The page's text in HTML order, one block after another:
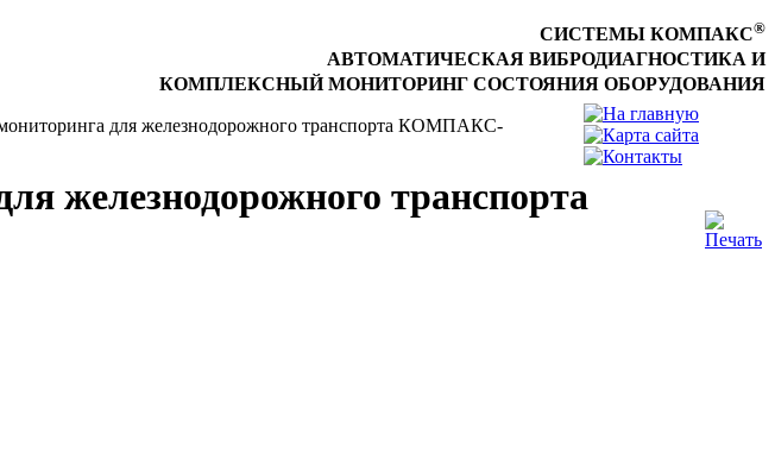
СИСТЕМЫ КОМПАКС®
АВТОМАТИЧЕСКАЯ ВИБРОДИАГНОСТИКА И
КОМПЛЕКСНЫЙ МОНИТОРИНГ СОСТОЯНИЯ ОБОРУДОВАНИЯ
для железнодорожного транспорта КОМПАКС-
железнодорожного транспорта